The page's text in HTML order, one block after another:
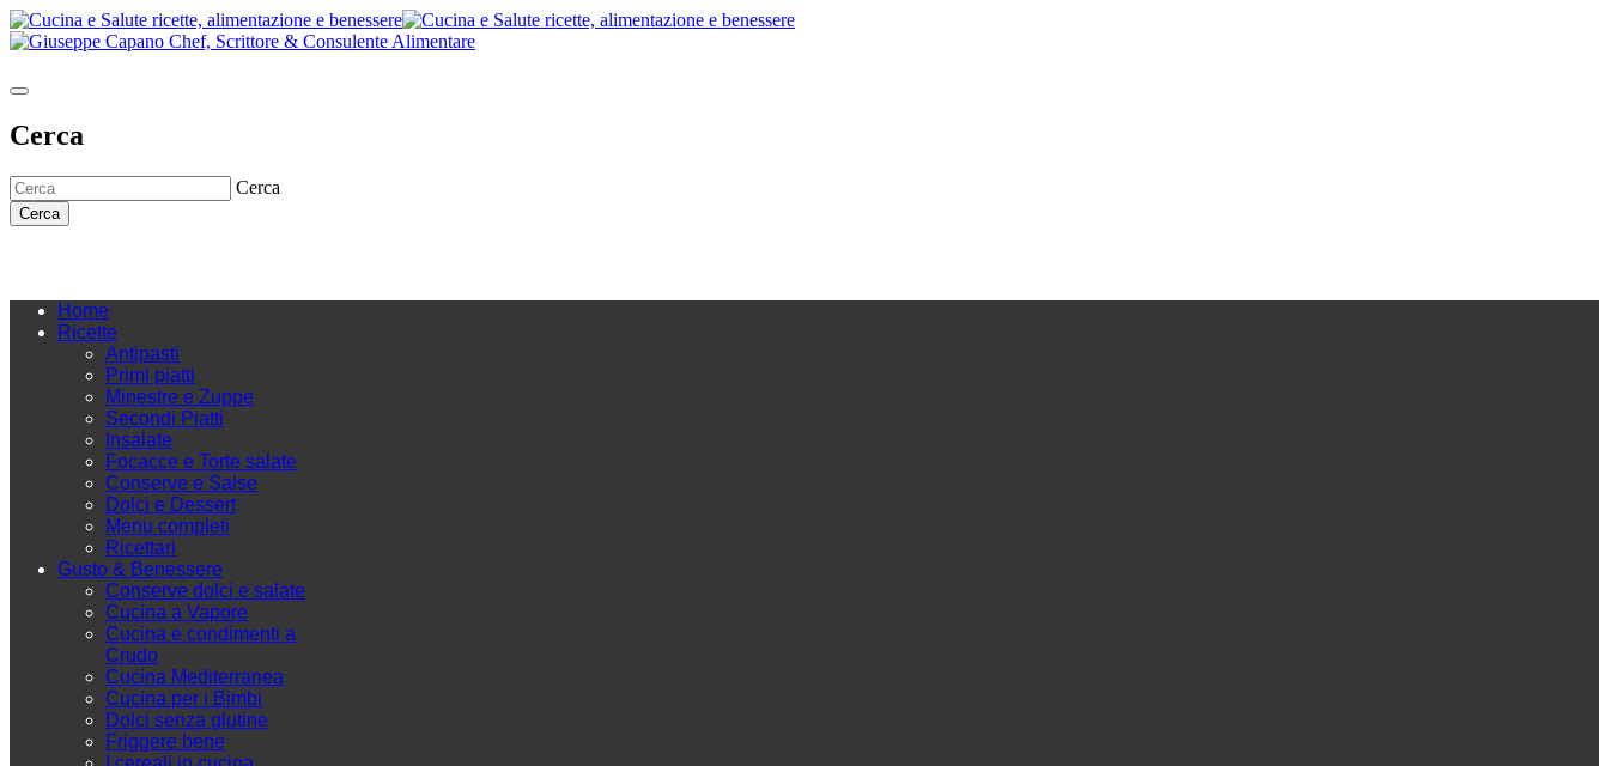
Cerca
Cerca
Cerca
Home
Ricette
Antipasti
Primi piatti
Minestre e Zuppe
Secondi Piatti
Insalate
Focacce e Torte salate
Conserve e Salse
Dolci e Dessert
Menu completi
Ricettari
Gusto & Benessere
Conserve dolci e salate
Cucina a Vapore
Cucina e condimenti a
Crudo
Cucina Mediterranea
Cucina per i Bimbi
Dolci senza glutine
Friggere bene